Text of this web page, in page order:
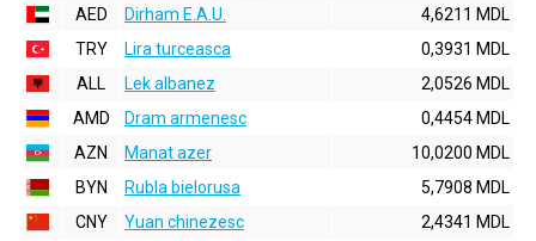
AED
Dirham E.A.U.
4,6211 MDL
TRY
Lira turceasca
0,3931 MDL
ALL
Lek albanez
2,0526 MDL
AMD
Dram armenesc
0,4454 MDL
AZN
Manat azer
10,0200 MDL
BYN
Rubla bielorusa
5,7908 MDL
CNY
Yuan chinezesc
2,4341 MDL